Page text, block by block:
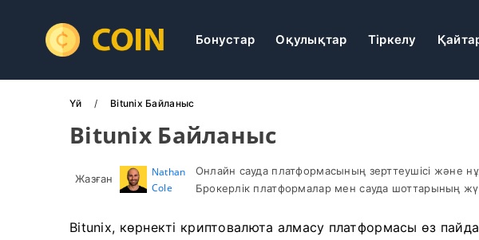
Бонустар Оқулықтар Тіркелу
Үй Bitunix Байланыс
Bitunix Байланыс
Жазған
Nathan
Cole
Онлайн сауда платформасының зерттеушісі және
Брокерлік платформалар мен сауда шоттарының
Bitunix, көрнекті криптовалюта алмасу платформасы өз